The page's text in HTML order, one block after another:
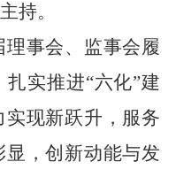
持。
事会、监事会履
扎实推进“六化”建
现新跃升，服务
，创新动能与发